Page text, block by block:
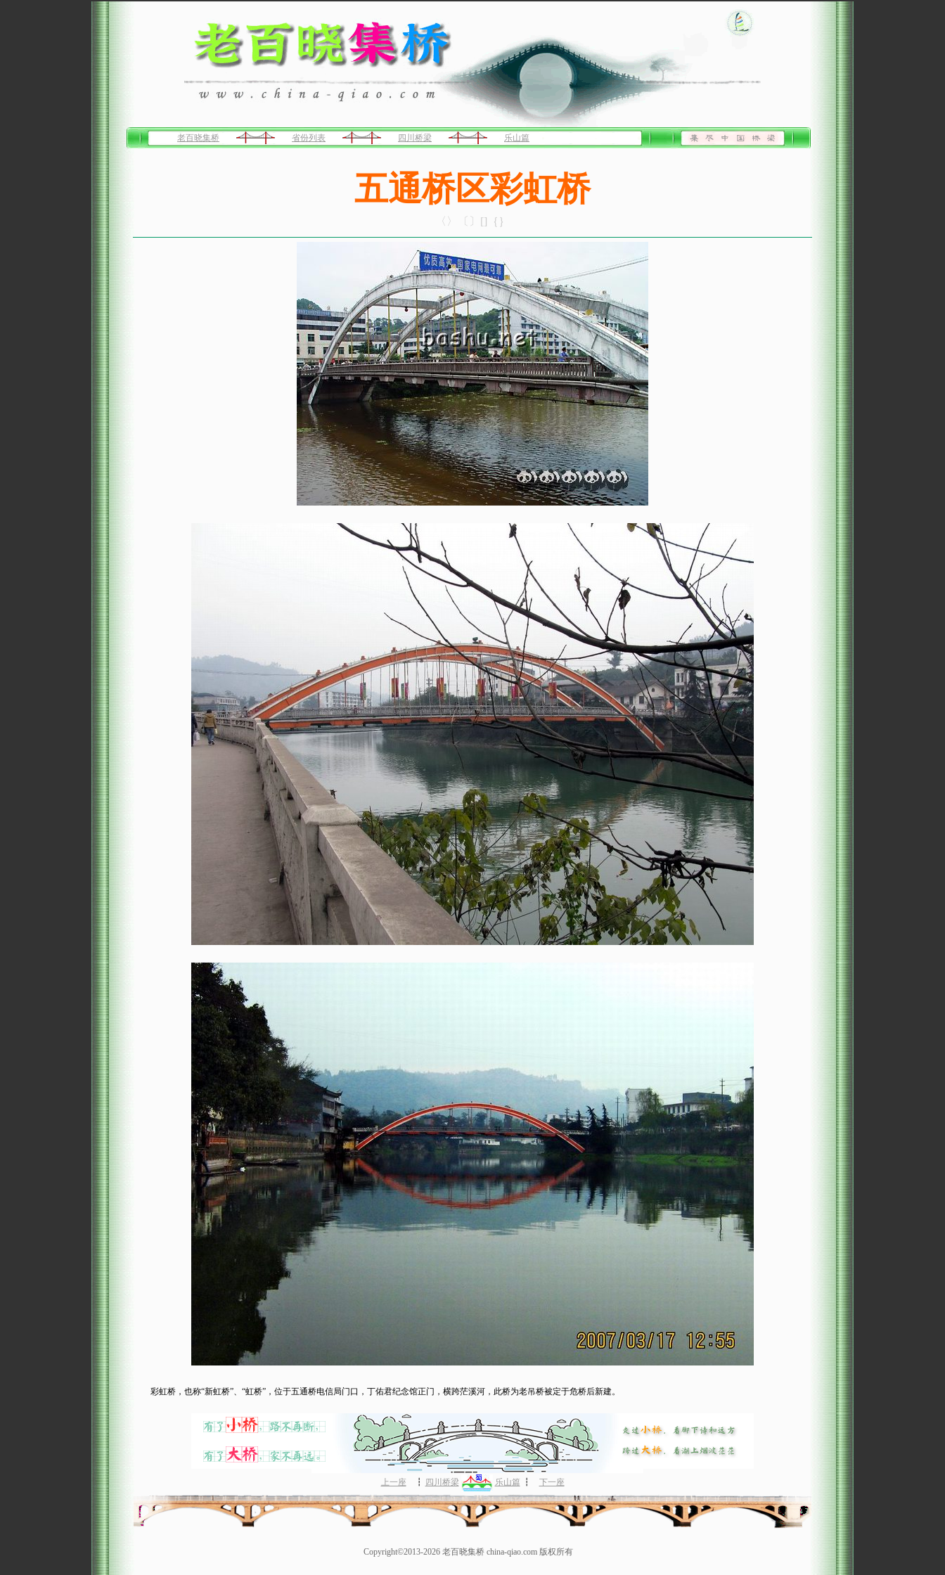
老百晓集桥 省份列表 四川桥梁 乐山篇
五通桥区彩虹桥
〈〉〔〕[]｛｝
彩虹桥，也称“新虹桥”、“虹桥”，位于五通桥电信局门口，丁佑君纪念馆正门，横跨茫溪河，此桥为老吊桥被定于危桥后新建。
上一座 ┇ 四川桥梁 乐山篇 ┇ 下一座
Copyright©2013-2026 老百晓集桥 china-qiao.com 版权所有